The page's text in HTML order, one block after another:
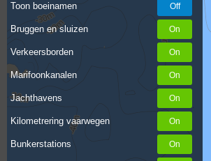
Toon boeinamen
Bruggen en sluizen
Verkeersborden
Marifoonkanalen
Jachthavens
Kilometrering vaarwegen
Bunkerstations